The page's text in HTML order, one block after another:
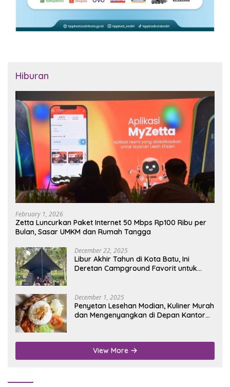
Hiburan
February 1, 2026
Zetta Luncurkan Paket Internet 50 Mbps Rp100 Ribu per
Bulan, Sasar UMKM dan Rumah Tangga
December 22, 2025
Libur Akhir Tahun di Kota Batu, Ini
Deretan Campground Favorit untuk
December 1, 2025
Penyetan Lesehan Modian, Kuliner Murah
dan Mengenyangkan di Depan Kantor
View More